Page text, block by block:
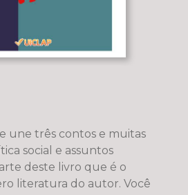
une três contos e muitas
social e assuntos
deste livro que é o
literatura do autor. Você